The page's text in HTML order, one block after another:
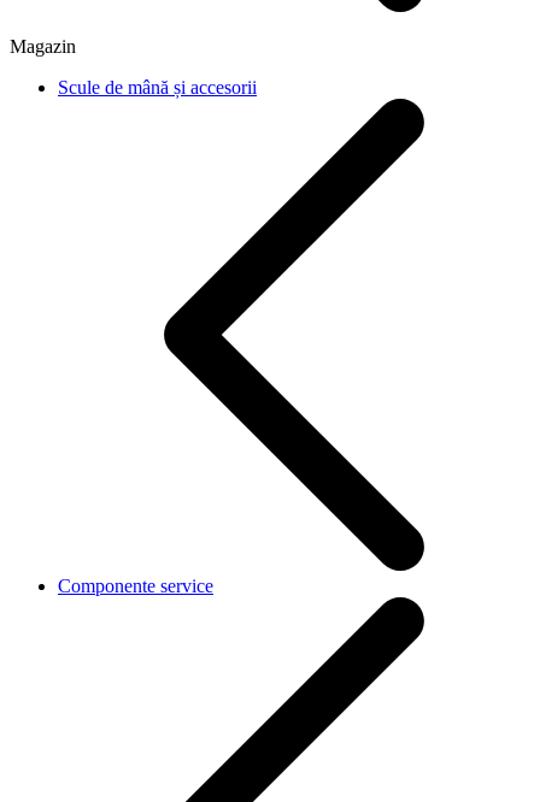
Magazin
Scule de mână și accesorii
Componente service